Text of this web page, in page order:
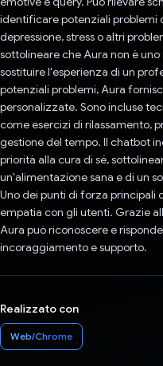
identificare potenziali problemi
depressione, stress o altri
sottolineare che Aura non è
sostituire l'esperienza di un
potenziali problemi, Aura
personalizzate. Sono incluse
come esercizi di rilassamento,
gestione del tempo. Il chatbot
priorità alla cura di sé,
un'alimentazione sana e di un
Uno dei punti di forza principali
empatia con gli utenti. Grazie
Aura può riconoscere e
incoraggiamento e supporto.
Realizzato con
Web/Chrome